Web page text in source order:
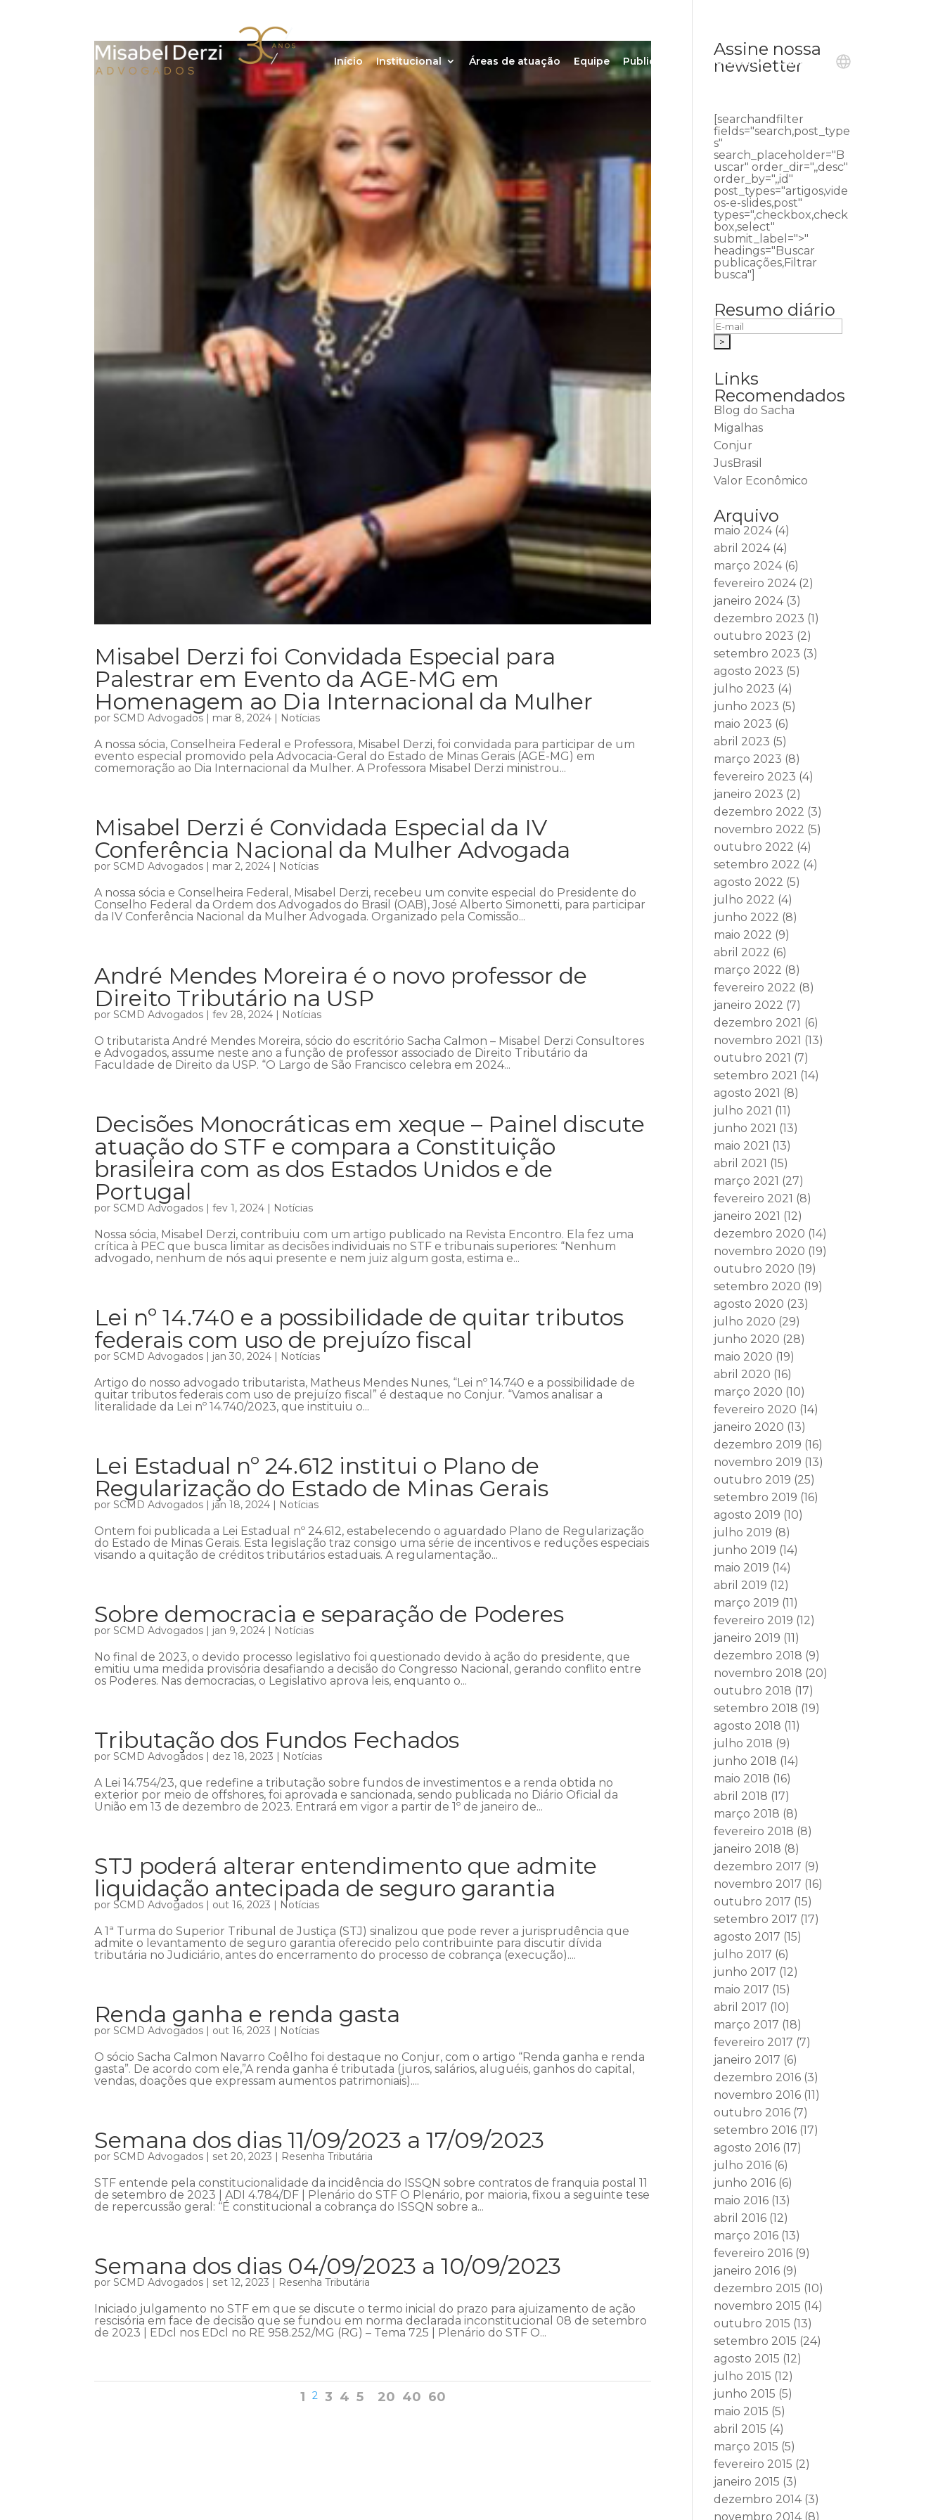
Início Institucional Áreas de atuação Equipe Publicações Ouvidoria Contato
Misabel Derzi foi Convidada Especial para
Palestrar em Evento da AGE-MG em
Homenagem ao Dia Internacional da Mulher
porSCMD Advogados | mar 8, 2024 | Notícias
A nossa sócia, Conselheira Federal e Professora, Misabel Derzi, foi convidada para participar de um
evento especial promovido pela Advocacia-Geral do Estado de Minas Gerais (AGE-MG) em
comemoração ao Dia Internacional da Mulher. A Professora Misabel Derzi ministrou...
Misabel Derzi é Convidada Especial da IV
Conferência Nacional da Mulher Advogada
porSCMD Advogados | mar 2, 2024 | Notícias
A nossa sócia e Conselheira Federal, Misabel Derzi, recebeu um convite especial do Presidente do
Conselho Federal da Ordem dos Advogados do Brasil (OAB), José Alberto Simonetti, para participar
da IV Conferência Nacional da Mulher Advogada. Organizado pela Comissão...
André Mendes Moreira é o novo professor de
Direito Tributário na USP
porSCMD Advogados |fev 28, 2024 | Notícias
O tributarista André Mendes Moreira, sócio do escritório Sacha Calmon – Misabel Derzi Consultores
e Advogados, assume neste ano a função de professor associado de Direito Tributário da
Faculdade de Direito da USP. “O Largo de São Francisco celebra em 2024...
Decisões Monocráticas em xeque – Painel discute
atuação do STF e compara a Constituição
brasileira com as dos Estados Unidos e de
Portugal
porSCMD Advogados |fev 1, 2024 | Notícias
Nossa sócia, Misabel Derzi, contribuiu com um artigo publicado na Revista Encontro. Ela fez uma
crítica à PEC que busca limitar as decisões individuais no STF e tribunais superiores: “Nenhum
advogado, nenhum de nós aqui presente e nem juiz algum gosta, estima e...
Lei nº 14.740 e a possibilidade de quitar tributos
federais com uso de prejuízo fiscal
porSCMD Advogados | jan 30, 2024 | Notícias
Artigo do nosso advogado tributarista, Matheus Mendes Nunes, “Lei nº 14.740 e a possibilidade de
quitar tributos federais com uso de prejuízo fiscal” é destaque no Conjur. “Vamos analisar a
literalidade da Lei nº 14.740/2023, que instituiu o...
Lei Estadual nº 24.612 institui o Plano de
Regularização do Estado de Minas Gerais
porSCMD Advogados | jan 18, 2024 | Notícias
Ontem foi publicada a Lei Estadual nº 24.612, estabelecendo o aguardado Plano de Regularização
do Estado de Minas Gerais. Esta legislação traz consigo uma série de incentivos e reduções especiais
visando a quitação de créditos tributários estaduais. A regulamentação...
Sobre democracia e separação de Poderes
porSCMD Advogados | jan 9, 2024 | Notícias
No final de 2023, o devido processo legislativo foi questionado devido à ação do presidente, que
emitiu uma medida provisória desafiando a decisão do Congresso Nacional, gerando conflito entre
os Poderes. Nas democracias, o Legislativo aprova leis, enquanto o...
Tributação dos Fundos Fechados
porSCMD Advogados | dez 18, 2023 | Notícias
A Lei 14.754/23, que redefine a tributação sobre fundos de investimentos e a renda obtida no
exterior por meio de offshores, foi aprovada e sancionada, sendo publicada no Diário Oficial da
União em 13 de dezembro de 2023. Entrará em vigor a partir de 1º de janeiro de...
STJ poderá alterar entendimento que admite
liquidação antecipada de seguro garantia
porSCMD Advogados | out 16, 2023 | Notícias
A 1ª Turma do Superior Tribunal de Justiça (STJ) sinalizou que pode rever a jurisprudência que
admite o levantamento de seguro garantia oferecido pelo contribuinte para discutir dívida
tributária no Judiciário, antes do encerramento do processo de cobrança (execução)....
Renda ganha e renda gasta
porSCMD Advogados | out 16, 2023 | Notícias
O sócio Sacha Calmon Navarro Coêlho foi destaque no Conjur, com o artigo “Renda ganha e renda
gasta”. De acordo com ele,”A renda ganha é tributada (juros, salários, aluguéis, ganhos do capital,
vendas, doações que expressam aumentos patrimoniais)....
Semana dos dias 11/09/2023 a 17/09/2023
porSCMD Advogados | set 20, 2023 | Resenha Tributária
STF entende pela constitucionalidade da incidência do ISSQN sobre contratos de franquia postal 11
de setembro de 2023 | ADI 4.784/DF | Plenário do STF O Plenário, por maioria, fixou a seguinte tese
de repercussão geral: “É constitucional a cobrança do ISSQN sobre a...
Semana dos dias 04/09/2023 a 10/09/2023
porSCMD Advogados | set 12, 2023 | Resenha Tributária
Iniciado julgamento no STF em que se discute o termo inicial do prazo para ajuizamento de ação
rescisória em face de decisão que se fundou em norma declarada inconstitucional 08 de setembro
de 2023 | EDcl nos EDcl no RE 958.252/MG (RG) – Tema 725 | Plenário do STF O...
1 2 3 4 5 20 40 60
Assine nossa
newsletter
[searchandfilter
fields="search,post_type
s"
search_placeholder="B
uscar" order_dir=",,desc"
order_by=",,id"
post_types="artigos,vide
os-e-slides,post"
types=",checkbox,check
box,select"
submit_label=">"
headings="Buscar
publicações,Filtrar
busca"]
Resumo diário
Links
Recomendados
Blog do Sacha
Migalhas
Conjur
JusBrasil
Valor Econômico
Arquivo
maio 2024(4)
abril 2024(4)
março 2024(6)
fevereiro 2024(2)
janeiro 2024(3)
dezembro 2023 (1)
outubro 2023 (2)
setembro 2023 (3)
agosto 2023 (5)
julho 2023 (4)
junho 2023 (5)
maio 2023 (6)
abril 2023 (5)
março 2023 (8)
fevereiro 2023 (4)
janeiro 2023 (2)
dezembro 2022 (3)
novembro 2022 (5)
outubro 2022 (4)
setembro 2022 (4)
agosto 2022 (5)
julho 2022 (4)
junho 2022 (8)
maio 2022 (9)
abril 2022 (6)
março 2022 (8)
fevereiro 2022 (8)
janeiro 2022 (7)
dezembro 2021 (6)
novembro 2021 (13)
outubro 2021 (7)
setembro 2021 (14)
agosto 2021 (8)
julho 2021 (11)
junho 2021 (13)
maio 2021 (13)
abril 2021 (15)
março 2021 (27)
fevereiro 2021 (8)
janeiro 2021 (12)
dezembro 2020 (14)
novembro 2020 (19)
outubro 2020 (19)
setembro 2020 (19)
agosto 2020 (23)
julho 2020 (29)
junho 2020 (28)
maio 2020 (19)
abril 2020 (16)
março 2020 (10)
fevereiro 2020 (14)
janeiro 2020 (13)
dezembro 2019 (16)
novembro 2019 (13)
outubro 2019 (25)
setembro 2019 (16)
agosto 2019 (10)
julho 2019 (8)
junho 2019 (14)
maio 2019 (14)
abril 2019 (12)
março 2019 (11)
fevereiro 2019 (12)
janeiro 2019 (11)
dezembro 2018 (9)
novembro 2018 (20)
outubro 2018 (17)
setembro 2018 (19)
agosto 2018 (11)
julho 2018 (9)
junho 2018 (14)
maio 2018 (16)
abril 2018 (17)
março 2018 (8)
fevereiro 2018 (8)
janeiro 2018 (8)
dezembro 2017 (9)
novembro 2017 (16)
outubro 2017 (15)
setembro 2017 (17)
agosto 2017 (15)
julho 2017 (6)
junho 2017 (12)
maio 2017 (15)
abril 2017 (10)
março 2017 (18)
fevereiro 2017 (7)
janeiro 2017 (6)
dezembro 2016 (3)
novembro 2016 (11)
outubro 2016 (7)
setembro 2016 (17)
agosto 2016 (17)
julho 2016 (6)
junho 2016 (6)
maio 2016 (13)
abril 2016 (12)
março 2016 (13)
fevereiro 2016 (9)
janeiro 2016 (9)
dezembro 2015 (10)
novembro 2015 (14)
outubro 2015 (13)
setembro 2015 (24)
agosto 2015 (12)
julho 2015 (12)
junho 2015 (5)
maio 2015 (5)
abril 2015 (4)
março 2015 (5)
fevereiro 2015 (2)
janeiro 2015 (3)
dezembro 2014(3)
novembro 2014(8)